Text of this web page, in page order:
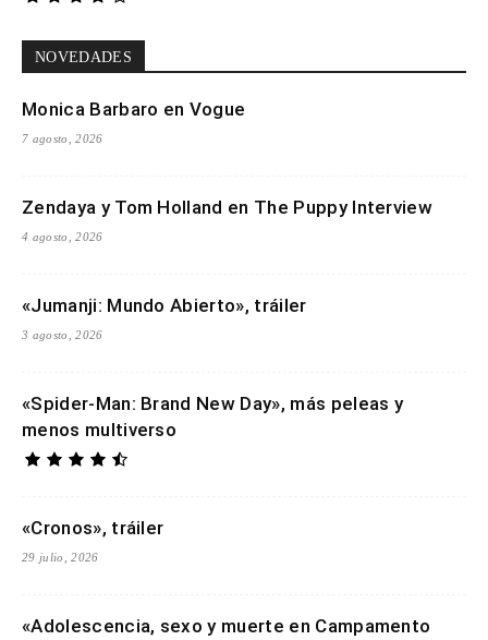
NOVEDADES
Monica Barbaro en Vogue
7 agosto, 2026
Zendaya y Tom Holland en The Puppy Interview
4 agosto, 2026
«Jumanji: Mundo Abierto», tráiler
3 agosto, 2026
«Spider-Man: Brand New Day», más peleas y
menos multiverso
«Cronos», tráiler
29 julio, 2026
«Adolescencia, sexo y muerte en Campamento